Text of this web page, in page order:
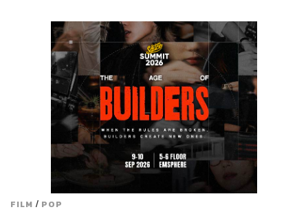
FILM / POP